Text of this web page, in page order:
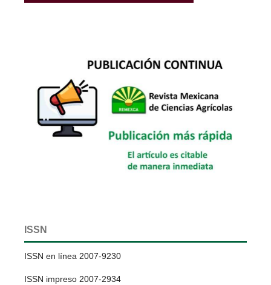
ISSN
ISSN en línea 2007-9230
ISSN impreso 2007-2934